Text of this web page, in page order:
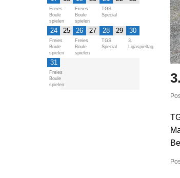
Freies
Boule
spielen
Freies
Boule
spielen
TGS
Special
24
Freies
Boule
spielen
25 26
Freies
Boule
spielen
27 28
TGS
Special
29 30
3.
Ligaspieltag
31
Freies
Boule
spielen